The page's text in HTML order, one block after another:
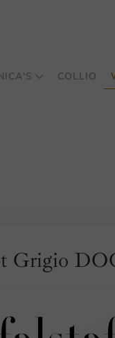
COLLIO
Grigio